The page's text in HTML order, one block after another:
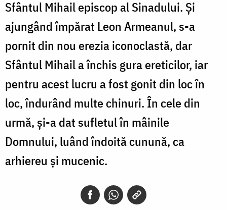
Sfântul Mihail episcop al Sinadului. Și
ajungând împărat Leon Armeanul, s-a
pornit din nou erezia iconoclastă, dar
Sfântul Mihail a închis gura ereticilor, iar
pentru acest lucru a fost gonit din loc în
loc, îndurând multe chinuri. În cele din
urmă, și-a dat sufletul în mâinile
Domnului, luând îndoită cunună, ca
arhiereu și mucenic.